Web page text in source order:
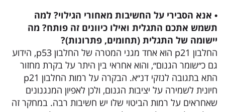
• אנא הסבירי על החשיבות מאחורי הגילוי? למה
תשמש אתכם התגלית ואילו כיוונים זה פותח? מה
יישומה של התגלית (תחומים, פתרונות)?
החלבון p21 הוא אחד מגני המטרה של החלבון p53, הידוע
גם כ״שומר הגנום״, והוא אחראי בין היתר על בקרת מחזור
התא בתגובה לנזקי דנ״א. הבקרה על רמות החלבון p21
חיונית לשמירה על יציבות הגנום, ולכן לאפיון המנגנונים
שאחראים על רמות הביטוי שלו יש חשיבות רבה. במחקר זה